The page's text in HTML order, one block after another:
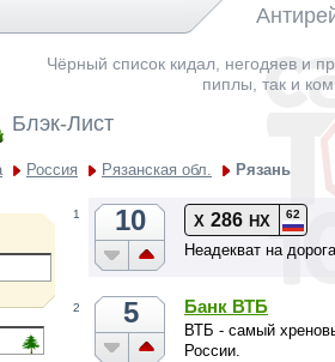
Чёрный список кидал, негодяев и
пиплы, так и
Блэк-Лист
Россия Рязанская обл. Рязань
1 10 Х 286 НХ 62
Неадекват на
2 5 Банк ВТБ
ВТБ - самый
России.